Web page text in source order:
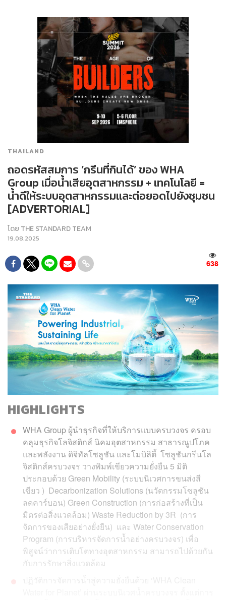
THAILAND
ถอดรหัสสมการ ‘กรีนที่กินได้’ ของ WHA
Group เมื่อน้ำเสียอุตสาหกรรม + เทคโนโลยี =
น้ำดีให้ระบบอุตสาหกรรมและต่อยอดไปยังชุมชน
[ADVERTORIAL]
โดย THE STANDARD TEAM
19.08.2025
638
HIGHLIGHTS
WHA Group ผู้นำธุรกิจที่ให้บริการแบบครบวงจร ครอบ
คลุมธุรกิจโลจิสติกส์ นิคมอุตสาหกรรม สาธารณูปโภค
และพลังงาน ดิจิทัลโซลูชัน และโมบิลิตี้ โซลูชันกรีนโล
จิสติกส์ครบวงจร วางพิมพ์เขียวความยั่งยืน 5 มิติ
ประกอบด้วย Green Mobility (ระบบนิเวศการขนส่งสี
เขียว ) Decarbonization Solutions (นวัตกรรมโซลูชัน
ลดคาร์บอน) Green Construction (การก่อสร้างที่เป็น
มิตรต่อสิ่งแวดล้อม) Waste Reduction by 3R (การ
จัดการของเสียอย่างยั่งยืน) และ Water Conservation
Program (การบริหารจัดการน้ำอย่างครบวงจร) เพื่อ
พิสูจน์ว่าการเติบโตทางอุตสาหกรรม สามารถไปด้วยกัน
กับการรักษาสิ่งแวดล้อม